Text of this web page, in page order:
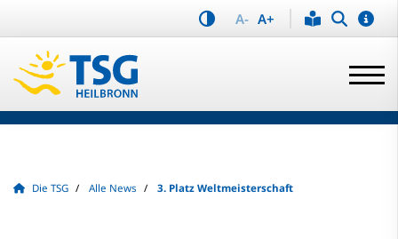
A- A+
Die TSG Alle News 3. Platz Weltmeisterschaft